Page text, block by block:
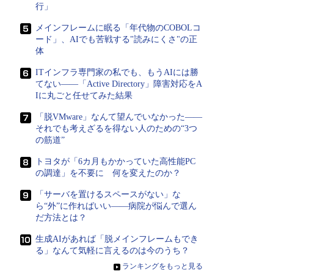
行」
メインフレームに眠る「年代物のCOBOLコ
ード」、AIでも苦戦する"読みにくさ"の正
体
ITインフラ専門家の私でも、もうAIには勝
てない――「Active Directory」障害対応をA
Iに丸ごと任せてみた結果
「脱VMware」なんて望んでいなかった――
それでも考えざるを得ない人のための“3つ
の筋道”
トヨタが「6カ月もかかっていた高性能PC
の調達」を不要に 何を変えたのか？
「サーバを置けるスペースがない」な
ら“外”に作ればいい――病院が悩んで選ん
だ方法とは？
生成AIがあれば「脱メインフレームもでき
る」なんて気軽に言えるのは今のうち？
» ランキングをもっと見る